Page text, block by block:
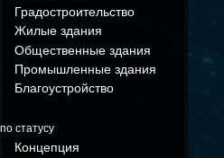
Градостроительство
Жилые здания
Общественные здания
Промышленные здания
Благоустройство
по статусу
Концепция